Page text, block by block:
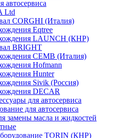
автосервиса
Ltd
CORGHI (Италия)
Eqtree
LAUNCH (КНР)
BRIGHT
CEMB (Италия)
Hofmann
Hunter
Sivik (Россия)
DECAR
для автосервиса
для автосервиса
замены масла и жидкостей
TORIN (КНР)